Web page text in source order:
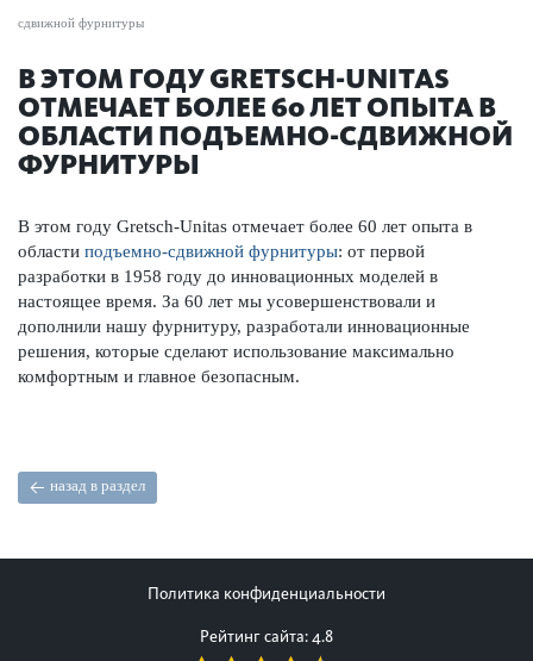
сдвижной фурнитуры
В ЭТОМ ГОДУ GRETSCH-UNITAS
ОТМЕЧАЕТ БОЛЕЕ 60 ЛЕТ ОПЫТА В
ОБЛАСТИ ПОДЪЕМНО-СДВИЖНОЙ
ФУРНИТУРЫ
В этом году Gretsch-Unitas отмечает более 60 лет опыта в
области подъемно-сдвижной фурнитуры: от первой
разработки в 1958 году до инновационных моделей в
настоящее время. За 60 лет мы усовершенствовали и
дополнили нашу фурнитуру, разработали инновационные
решения, которые сделают использование максимально
комфортным и главное безопасным.
назад в раздел
Политика конфиденциальности
Рейтинг сайта: 4.8